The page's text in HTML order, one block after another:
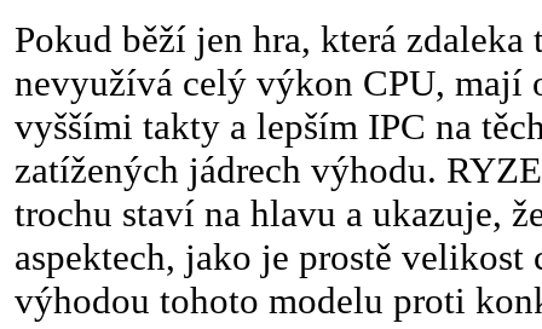
Pokud běží jen hra, která zdaleka
nevyužívá celý výkon CPU, mají
vyššími takty a lepším IPC na
zatížených jádrech výhodu.
trochu staví na hlavu a ukazuje,
aspektech, jako je prostě velikost
výhodou tohoto modelu proti